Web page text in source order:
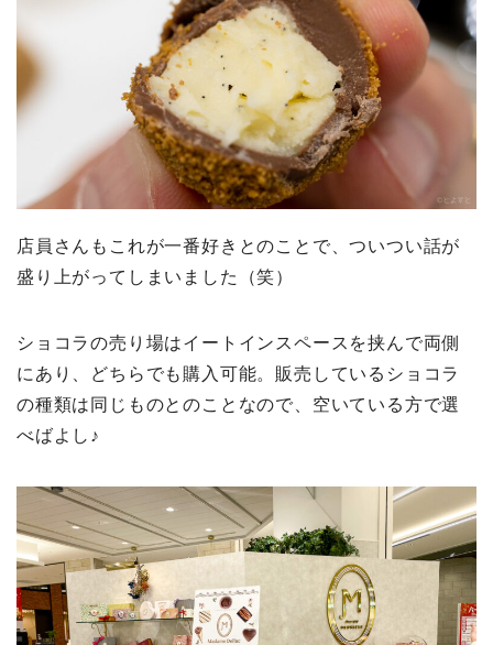
店員さんもこれが一番好きとのことで、ついつい話が
盛り上がってしまいました（笑）
ショコラの売り場はイートインスペースを挟んで両側
にあり、どちらでも購入可能。販売しているショコラ
の種類は同じものとのことなので、空いている方で選
べばよし♪